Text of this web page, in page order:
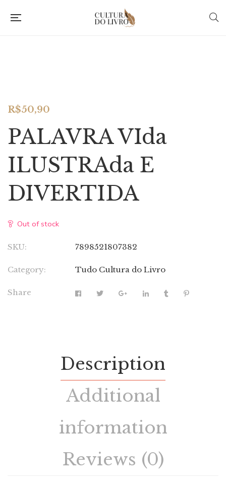
R$50,90
PALAVRA VIda
ILUSTRAda E
DIVERTIDA
Out of stock
SKU: 7898521807382
Category: Tudo Cultura do Livro
Share
Description
Additional
information
Reviews (0)